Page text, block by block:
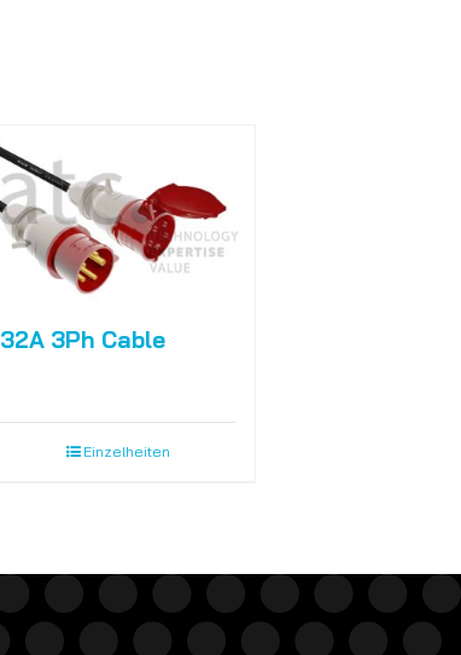
32A 3Ph Cable
Einzelheiten